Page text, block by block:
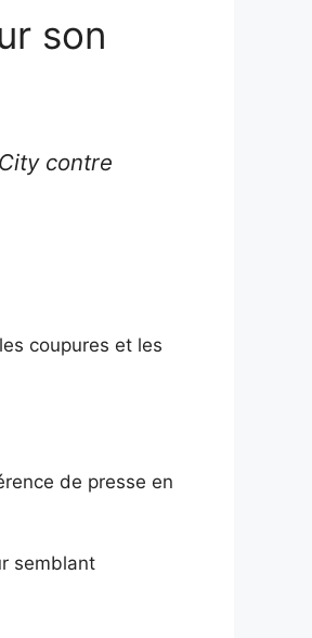
son
contre
coupures et les
de presse en
semblant